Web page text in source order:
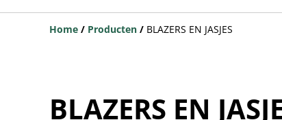
Home / Producten / BLAZERS EN JASJES
BLAZERS EN